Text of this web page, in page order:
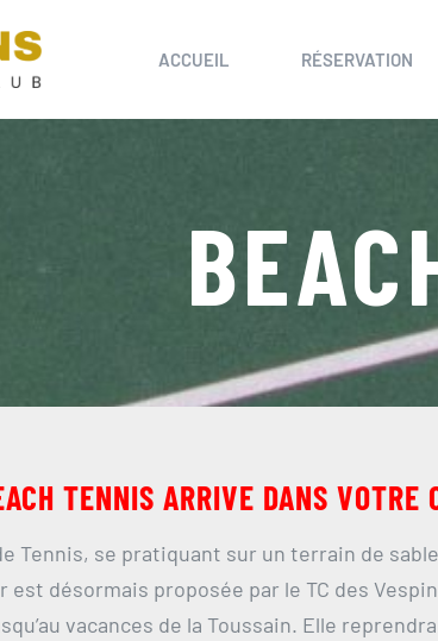
ACCUEIL RÉSERVATION
TENNIS ARRIVE DANS VOTRE
Tennis, se pratiquant sur un terrain de
désormais proposée par le TC des
vacances de la Toussain. Elle